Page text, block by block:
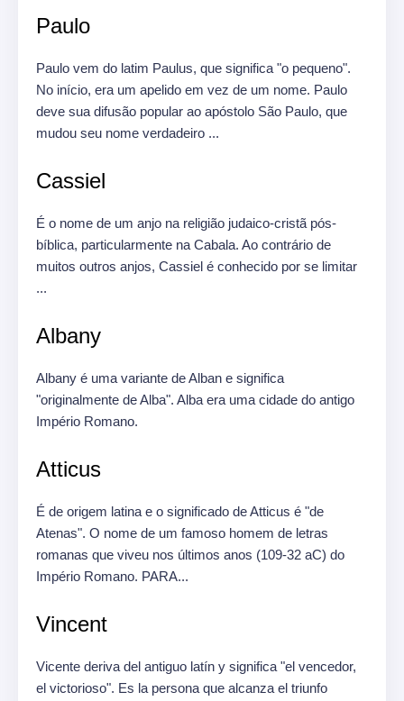
Paulo
Paulo vem do latim Paulus, que significa "o pequeno".
No início, era um apelido em vez de um nome. Paulo
deve sua difusão popular ao apóstolo São Paulo, que
mudou seu nome verdadeiro ...
Cassiel
É o nome de um anjo na religião judaico-cristã pós-
bíblica, particularmente na Cabala. Ao contrário de
muitos outros anjos, Cassiel é conhecido por se limitar
...
Albany
Albany é uma variante de Alban e significa
"originalmente de Alba". Alba era uma cidade do antigo
Império Romano.
Atticus
É de origem latina e o significado de Atticus é "de
Atenas". O nome de um famoso homem de letras
romanas que viveu nos últimos anos (109-32 aC) do
Império Romano. PARA...
Vincent
Vicente deriva del antiguo latín y significa "el vencedor,
el victorioso". Es la persona que alcanza el triunfo